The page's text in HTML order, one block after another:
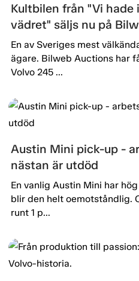
Kultbilen från "Vi hade
vädret" säljs nu på
En av Sveriges mest
ägare. Bilweb Auctions har
Volvo 245 ...
Austin Mini pick-up -
nästan är utdöd
En vanlig Austin Mini har
blir den helt oemotståndlig.
runt 1 p...